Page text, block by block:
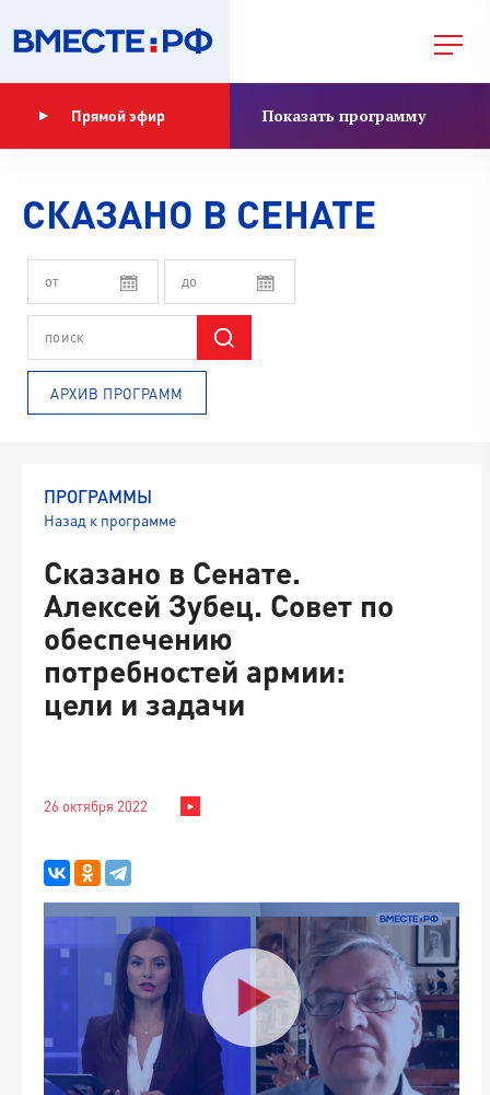
Прямой эфир Показать программу
СКАЗАНО В СЕНАТЕ
АРХИВ ПРОГРАММ
ПРОГРАММЫ
Назад к программе
Сказано в Сенате.
Алексей Зубец. Совет по
обеспечению
потребностей армии:
цели и задачи
26 октября 2022